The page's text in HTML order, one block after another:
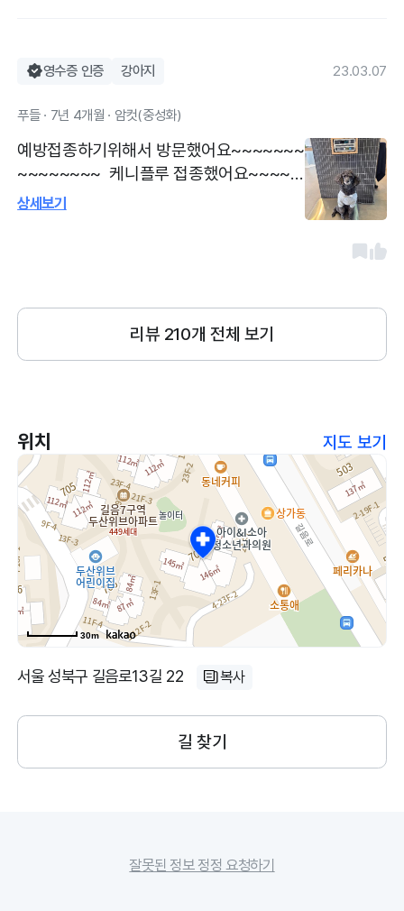
영수증 인증 강아지 23.03.07
푸들 · 7년 4개월 · 암컷(중성화)
예방접종하기위해서 방문했어요~~~~~~~
~~~~~~~~ 케니플루 접종했어요~~~~~
~~~~~~~~~~~~~~~ 언제나 친절하고~
상세보기
리뷰 210개 전체 보기
위치 지도 보기
30m
서울 성북구 길음로13길 22 복사
길 찾기
잘못된 정보 정정 요청하기